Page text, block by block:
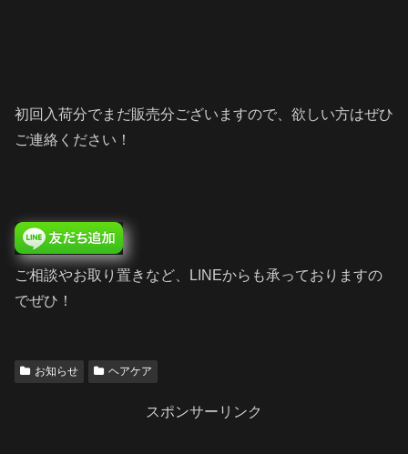
初回入荷分でまだ販売分ございますので、欲しい方はぜひ
ご連絡ください！
ご相談やお取り置きなど、LINEからも承っておりますの
でぜひ！
お知らせ ヘアケア
スポンサーリンク